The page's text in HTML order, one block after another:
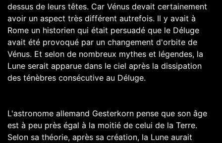
dessus de leurs têtes. Car Vénus devait certainement
avoir un aspect très différent autrefois. Il y avait à
Rome un historien qui était persuadé que le Déluge
avait été provoqué par un changement d'orbite de
Vénus. Et selon de nombreux mythes et légendes, la
Lune serait apparue dans le ciel après la dissipation
des ténèbres consécutive au Déluge.
L'astronome allemand Gesterkorn pense que son âge
est à peu près égal à la moitié de celui de la Terre.
Selon sa théorie, après sa création, la Lune aurait